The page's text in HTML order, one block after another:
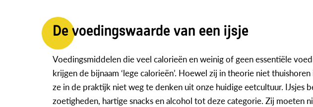
De voedingswaarde van een ijsje
Voedingsmiddelen die veel calorieën en weinig of geen essentiële
krijgen de bijnaam ‘lege calorieën’. Hoewel zij in theorie niet
ze in de praktijk niet weg te denken uit onze huidige eetcultuur. IJsjes
zoetigheden, hartige snacks en alcohol tot deze categorie. Zij moeten